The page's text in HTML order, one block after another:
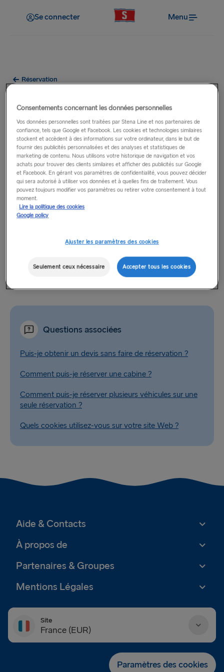
Se connecter Menu
Réservation
connais pas le numéro
d’immatriculation du véhicule ?
Vous pouvez tout de même réserver en ligne si vous ne
connaissez pas le numéro d’immatriculation de votre
véhicule ou si vous prévoyez de louer une voiture. Il vous
suffit de cocher la case située sous le champ
d’immatriculation à l’étape « Détails des passagers » du
informations de votre véhicule, veuillez les ajouter à votre
réservation afin d’éviter tout retard au port. Vous pouvez le
faire en sélectionnant l’option « Gérer la réservation » ou le
bouton «Se connecter/S’inscrire» en haut de la page
Questions associées
Puis-je obtenir un devis sans faire de réservation ?
Comment puis-je réserver une cabine ?
Comment puis-je réserver plusieurs véhicules sur une
seule réservation ?
Quels cookies utilisez-vous sur votre site Web ?
Aide & Contacts
À propos de
Partenaires & Groupes
Mentions Légales
Site
France (EUR)
Paramètres des cookies
Consentements concernant les données personnelles
Vos données personnelles sont traitées par Stena Line et nos partenaires de
confiance, tels que Google et Facebook. Les cookies et technologies similaires
stockent et accèdent à des informations sur votre ordinateur, dans le but de
fournir des publicités personnalisées et des analyses et statistiques de
marketing de contenu. Nous utilisons votre historique de navigation et vos
achats pour trouver des clients similaires et afficher des publicités sur Google
et Facebook. En gérant vos paramètres de confidentialité, vous pouvez décider
qui sera autorisé à utiliser vos données et à quelles fins de traitement. Vous
pouvez toujours modifier vos paramètres ou retirer votre consentement à tout
moment.
Lire la politique des cookies
Google policy
Ajuster les paramètres des cookies
Seulement ceux nécessaire Accepter tous les cookies